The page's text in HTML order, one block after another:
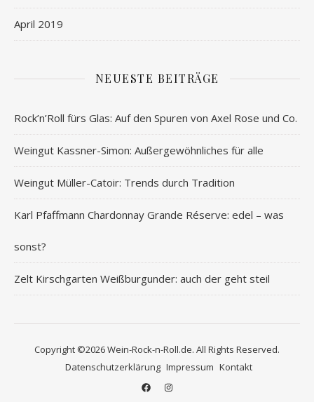
April 2019
NEUESTE BEITRÄGE
Rock’n’Roll fürs Glas: Auf den Spuren von Axel Rose und Co.
Weingut Kassner-Simon: Außergewöhnliches für alle
Weingut Müller-Catoir: Trends durch Tradition
Karl Pfaffmann Chardonnay Grande Réserve: edel – was
sonst?
Zelt Kirschgarten Weißburgunder: auch der geht steil
Copyright ©2026 Wein-Rock-n-Roll.de. All Rights Reserved.
Datenschutzerklärung Impressum Kontakt